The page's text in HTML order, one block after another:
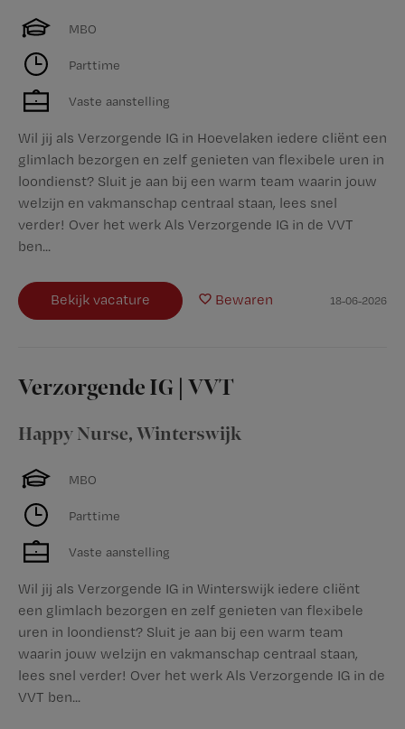
MBO
Parttime
Vaste aanstelling
Wil jij als Verzorgende IG in Hoevelaken iedere cliënt een
glimlach bezorgen en zelf genieten van flexibele uren in
loondienst? Sluit je aan bij een warm team waarin jouw
welzijn en vakmanschap centraal staan, lees snel
verder! Over het werk Als Verzorgende IG in de VVT
ben...
Bekijk vacature Bewaren 18-06-2026
Verzorgende IG | VVT
Happy Nurse, Winterswijk
MBO
Parttime
Vaste aanstelling
Wil jij als Verzorgende IG in Winterswijk iedere cliënt
een glimlach bezorgen en zelf genieten van flexibele
uren in loondienst? Sluit je aan bij een warm team
waarin jouw welzijn en vakmanschap centraal staan,
lees snel verder! Over het werk Als Verzorgende IG in de
VVT ben...